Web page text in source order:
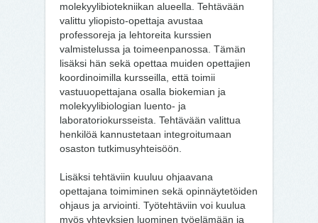
molekyylibiotekniikan alueella. Tehtävään
valittu yliopisto-opettaja avustaa
professoreja ja lehtoreita kurssien
valmistelussa ja toimeenpanossa. Tämän
lisäksi hän sekä opettaa muiden opettajien
koordinoimilla kursseilla, että toimii
vastuuopettajana osalla biokemian ja
molekyylibiologian luento- ja
laboratoriokursseista. Tehtävään valittua
henkilöä kannustetaan integroitumaan
osaston tutkimusyhteisöön.
Lisäksi tehtäviin kuuluu ohjaavana
opettajana toimiminen sekä opinnäytetöiden
ohjaus ja arviointi. Työtehtäviin voi kuulua
myös yhteyksien luominen työelämään ja